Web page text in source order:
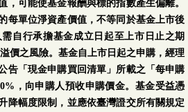
，可能使基金報酬與標的指數產生偏離。
每單位淨資產價值，不等同於基金上市後
自行承擔基金成立日起至上市日止之期
價之風險。基金自上市日起之申購，經理
告「現金申購買回清單」所載之「每申購
，向申購人預收申購價金。基金受益憑
降幅度限制，並應依臺灣證交所有關規定